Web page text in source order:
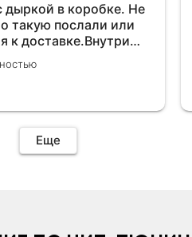
дыркой в коробке. Не
такую послали или
к доставке.Внутри
цело. С первого раза
не получается не
интернет дурит.
отзыв для
необходимо
дополню позже ещё
Еще